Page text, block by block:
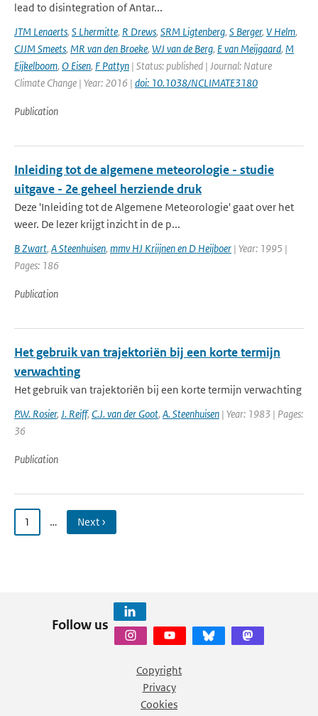
lead to disintegration of Antar...
JTM Lenaerts, S Lhermitte, R Drews, SRM Ligtenberg, S Berger, V Helm,
CJJM Smeets, MR van den Broeke, WJ van de Berg, E van Meijgaard, M
Eijkelboom, O Eisen, F Pattyn | Status: published | Journal: Nature
Climate Change | Year: 2016 | doi: 10.1038/NCLIMATE3180
Publication
Inleiding tot de algemene meteorologie - studie
uitgave - 2e geheel herziende druk
Deze 'Inleiding tot de Algemene Meteorologie' gaat over het
weer. De lezer krijgt inzicht in de p...
B Zwart, A Steenhuisen, mmv HJ Kriijnen en D Heijboer | Year: 1995 |
Pages: 186
Publication
Het gebruik van trajektoriën bij een korte termijn
verwachting
Het gebruik van trajektoriën bij een korte termijn verwachting
P.W. Rosier, J. Reiff, C.J. van der Goot, A. Steenhuisen | Year: 1983 | Pages:
36
Publication
1 … Next ›
Follow us
Copyright
Privacy
Cookies